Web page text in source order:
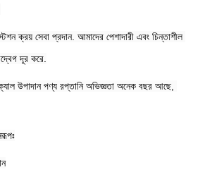
ক্রয় সেবা প্রদান. আমাদের পেশাদারী এবং চিন্তাশীল
দূর করে.
উপাদান পণ্য রপ্তানি অভিজ্ঞতা অনেক বছর আছে,